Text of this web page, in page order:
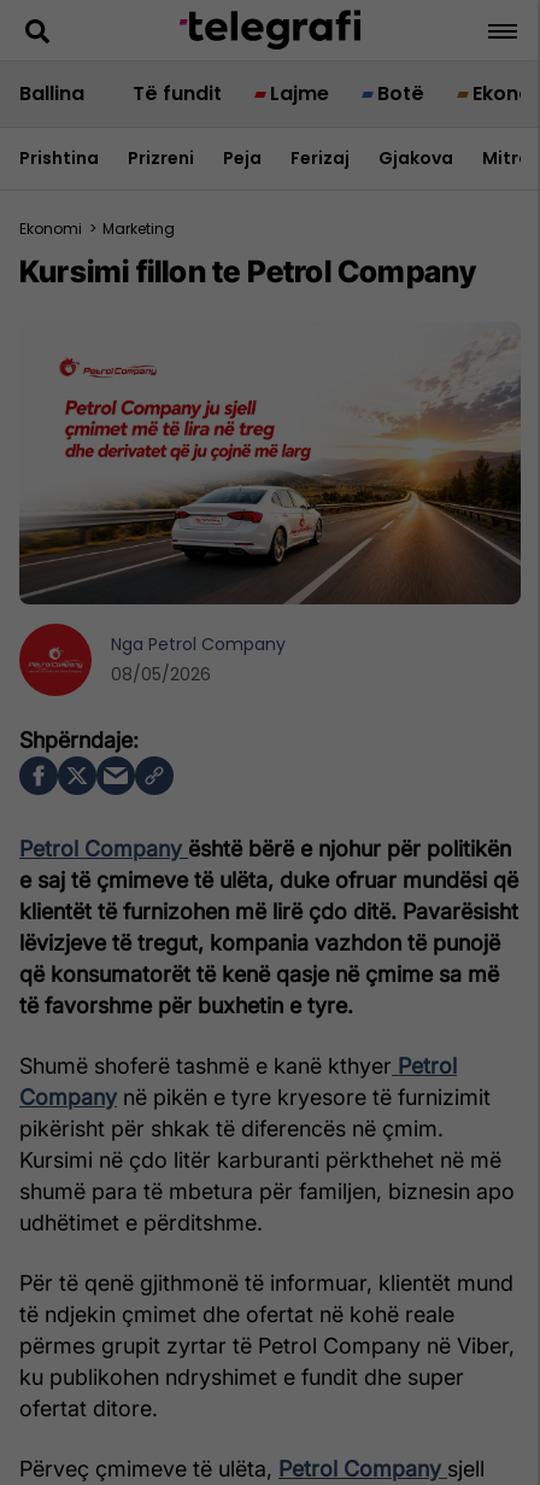
Ballina Të fundit Lajme Botë
Prishtina Prizreni Peja Ferizaj Gjakova
Ekonomi > Marketing
Kursimi fillon te Petrol Company
Petrol Company është bërë e njohur për politikën
e saj të çmimeve të ulëta, duke ofruar mundësi që
klientët të furnizohen më lirë çdo ditë. Pavarësisht
lëvizjeve të tregut, kompania vazhdon të punojë
që konsumatorët të kenë qasje në çmime sa më
të favorshme për buxhetin e tyre.
Shumë shoferë tashmë e kanë kthyer Petrol
Company në pikën e tyre kryesore të furnizimit
pikërisht për shkak të diferencës në çmim.
Kursimi në çdo litër karburanti përkthehet në më
shumë para të mbetura për familjen, biznesin apo
udhëtimet e përditshme.
Për të qenë gjithmonë të informuar, klientët mund
të ndjekin çmimet dhe ofertat në kohë reale
përmes grupit zyrtar të Petrol Company në Viber,
ku publikohen ndryshimet e fundit dhe super
ofertat ditore.
Përveç çmimeve të ulëta, Petrol Company sjell
Nga Petrol Company
08/05/2026